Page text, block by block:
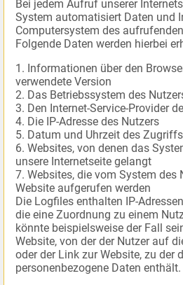
Bei jedem Aufruf unserer
System automatisiert Daten und
Computersystem des
Folgende Daten werden hierbei
Informationen über den
verwendete Version
Das Betriebssystem des
Den Internet-Service-Provider
Die IP-Adresse des Nutzers
Datum und Uhrzeit des Zugriffs
Websites, von denen das
unsere Internetseite gelangt
Websites, die vom System des
Website aufgerufen werden
Die Logfiles enthalten IP-
die eine Zuordnung zu einem
könnte beispielsweise der Fall
Website, von der der Nutzer auf
oder der Link zur Website, zu der
personenbezogene Daten enthält.